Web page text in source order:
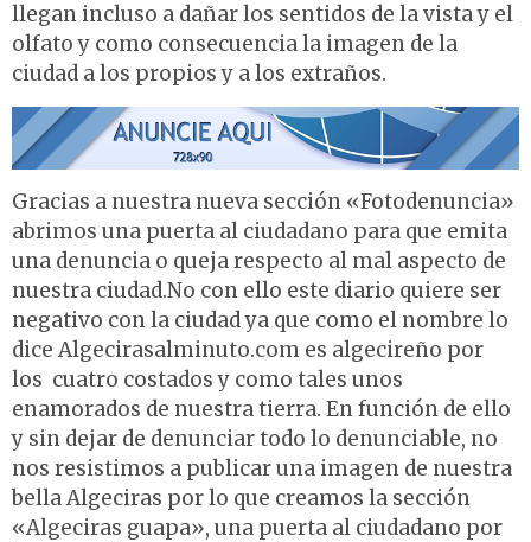
llegan incluso a dañar los sentidos de la vista y el
olfato y como consecuencia la imagen de la
ciudad a los propios y a los extraños.
Gracias a nuestra nueva sección «Fotodenuncia»
abrimos una puerta al ciudadano para que emita
una denuncia o queja respecto al mal aspecto de
nuestra ciudad.No con ello este diario quiere ser
negativo con la ciudad ya que como el nombre lo
dice Algecirasalminuto.com es algecireño por
los cuatro costados y como tales unos
enamorados de nuestra tierra. En función de ello
y sin dejar de denunciar todo lo denunciable, no
nos resistimos a publicar una imagen de nuestra
bella Algeciras por lo que creamos la sección
«Algeciras guapa», una puerta al ciudadano por